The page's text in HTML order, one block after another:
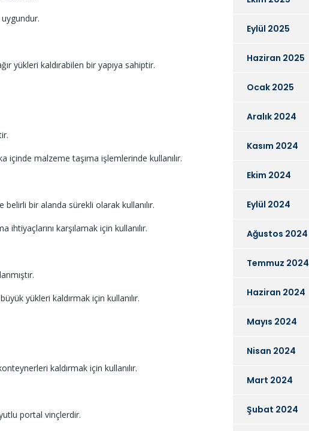
yükleri kaldırabilen bir yapıya sahiptir.
malzeme taşıma işlemlerinde kullanılır.
bir alanda sürekli olarak kullanılır.
karşılamak için kullanılır.
yükleri kaldırmak için kullanılır.
kaldırmak için kullanılır.
portal vinçlerdir.
Eylül 2025
Haziran 2025
Ocak 2025
Aralık 2024
Kasım 2024
Ekim 2024
Eylül 2024
Ağustos 2024
Temmuz 2024
Haziran 2024
Mayıs 2024
Nisan 2024
Mart 2024
Şubat 2024